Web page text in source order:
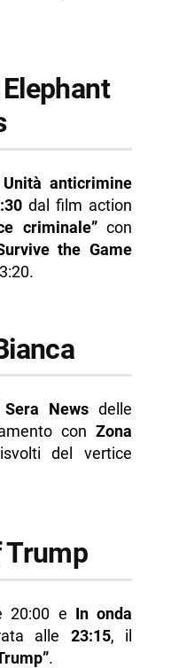
anticrimine
dal film action
criminale”con
the Game
News delle
conZona
del vertice
Trump
20:00 e In onda
alle 23:15, il
.